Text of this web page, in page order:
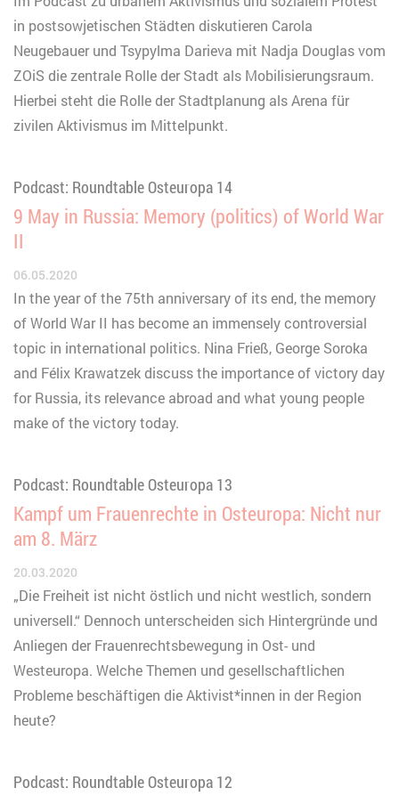
in postsowjetischen Städten diskutieren Carola
Neugebauer und Tsypylma Darieva mit Nadja Douglas vom
ZOiS die zentrale Rolle der Stadt als Mobilisierungsraum.
Hierbei steht die Rolle der Stadtplanung als Arena für
zivilen Aktivismus im Mittelpunkt.
Podcast: Roundtable Osteuropa 14
9 May in Russia: Memory (politics) of World War
II
06.05.2020
In the year of the 75th anniversary of its end, the memory
of World War II has become an immensely controversial
topic in international politics. Nina Frieß, George Soroka
and Félix Krawatzek discuss the importance of victory day
for Russia, its relevance abroad and what young people
make of the victory today.
Podcast: Roundtable Osteuropa 13
Kampf um Frauenrechte in Osteuropa: Nicht nur
am 8. März
20.03.2020
„Die Freiheit ist nicht östlich und nicht westlich, sondern
universell.“ Dennoch unterscheiden sich Hintergründe und
Anliegen der Frauenrechtsbewegung in Ost- und
Westeuropa. Welche Themen und gesellschaftlichen
Probleme beschäftigen die Aktivist*innen in der Region
heute?
Podcast: Roundtable Osteuropa 12